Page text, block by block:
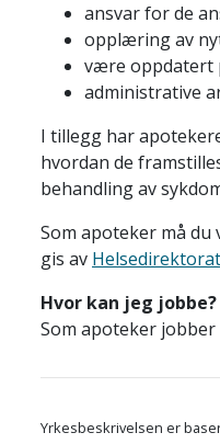
ansvar for de
opplæring av
være oppdatert
administrative
I tillegg har
hvordan de
behandling av
Som apoteker må
gis av
Hvor kan jeg jobbe?
Som apoteker
Yrkesbeskrivelsen er